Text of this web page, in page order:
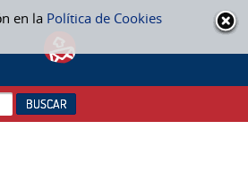
en la Política de Cookies